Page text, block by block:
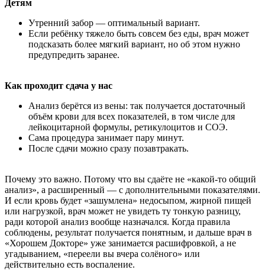
Детям
Утренний забор — оптимальный вариант.
Если ребёнку тяжело быть совсем без еды, врач может
подсказать более мягкий вариант, но об этом нужно
предупредить заранее.
Как проходит сдача у нас
Анализ берётся из вены: так получается достаточный
объём крови для всех показателей, в том числе для
лейкоцитарной формулы, ретикулоцитов и СОЭ.
Сама процедура занимает пару минут.
После сдачи можно сразу позавтракать.
Почему это важно. Потому что вы сдаёте не «какой-то общий
анализ», а расширенный — с дополнительными показателями.
И если кровь будет «зашумлена» недосыпом, жирной пищей
или нагрузкой, врач может не увидеть ту тонкую разницу,
ради которой анализ вообще назначался. Когда правила
соблюдены, результат получается понятным, и дальше врач в
«Хорошем Докторе» уже занимается расшифровкой, а не
угадыванием, «переели вы вчера солёного» или
действительно есть воспаление.